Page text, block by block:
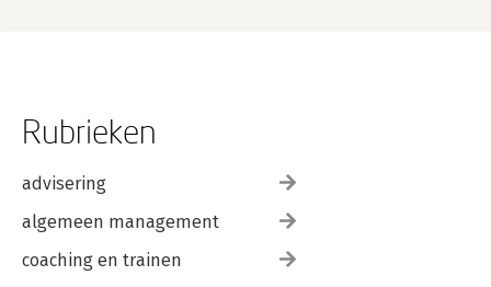
Rubrieken
advisering
algemeen management
coaching en trainen